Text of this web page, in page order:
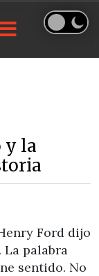
y la
Ford dijo
La palabra
sentido. No